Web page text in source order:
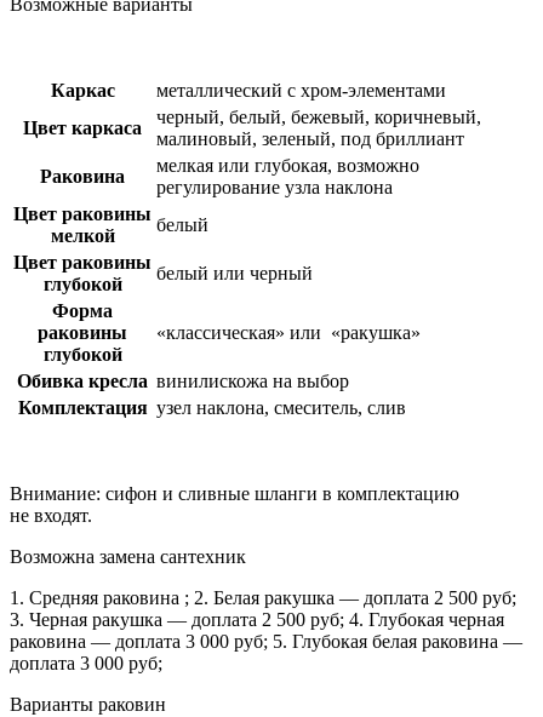
Возможные варианты
Каркас
металлический с хром-элементами
Цвет каркаса
черный, белый, бежевый, коричневый,
малиновый, зеленый, под бриллиант
Раковина
мелкая или глубокая, возможно
регулирование узла наклона
Цвет раковины
мелкой
белый
Цвет раковины
глубокой
белый или черный
Форма
раковины
глубокой
«классическая» или «ракушка»
Обивка кресла винилискожа на выбор
Комплектация узел наклона, смеситель, слив
Внимание: сифон и сливные шланги в комплектацию
не входят.
Возможна замена сантехник
1. Средняя раковина ; 2. Белая ракушка — доплата 2 500 руб;
3. Черная ракушка — доплата 2 500 руб; 4. Глубокая черная
раковина — доплата 3 000 руб; 5. Глубокая белая раковина —
доплата 3 000 руб;
Варианты раковин